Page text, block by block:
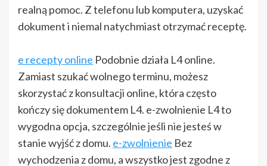
realną pomoc. Z telefonu lub komputera, uzyskać
dokument i niemal natychmiast otrzymać receptę.
e recepty online Podobnie działa L4 online.
Zamiast szukać wolnego terminu, możesz
skorzystać z konsultacji online, która często
kończy się dokumentem L4. e-zwolnienie L4 to
wygodna opcja, szczególnie jeśli nie jesteś w
stanie wyjść z domu. e-zwolnienie Bez
wychodzenia z domu, a wszystko jest zgodne z